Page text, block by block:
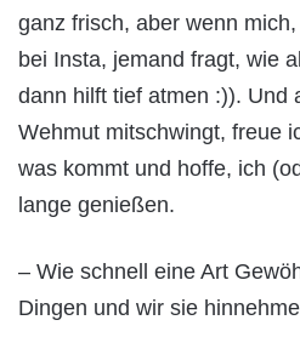
ganz frisch, aber wenn
bei Insta, jemand fragt, wie
dann hilft tief atmen :)). Und
Wehmut mitschwingt, freue
was kommt und hoffe, ich
lange genießen.
– Wie schnell eine Art
Dingen und wir sie